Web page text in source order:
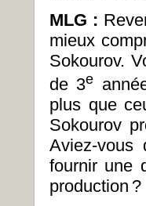
MLG :
mieux
Sokourov.
de 3e
plus que
Sokourov
Aviez-vous
fournir une
production ?